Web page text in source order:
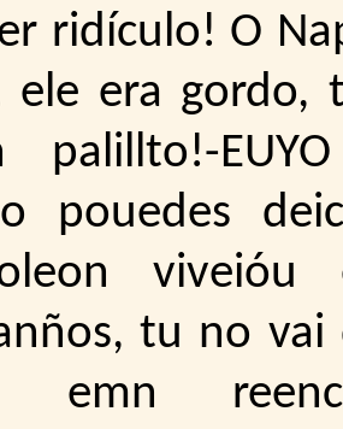
ridículo! O
ele era gordo,
palillto!-
pouedes
tu no
emn